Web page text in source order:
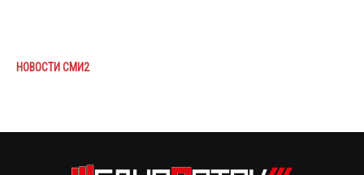
НОВОСТИ СМИ2